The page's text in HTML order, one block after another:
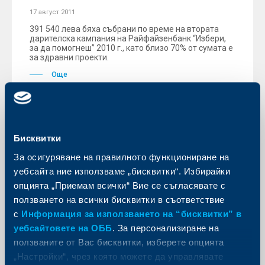
Бисквитки
За осигуряване на правилното функциониране на
уебсайта ние използваме „бисквитки“. Избирайки
опцията „Приемам всички“ Вие се съгласявате с
ползването на всички бисквитки в съответствие
с Информация за използването на “бисквитки” в
уебсайтовете на ОББ. За персонализиране на
ползваните от Вас бисквитки, изберете опцията
„Настройки“, чрез която можете да управлявате
17 август 2011
391 540 лева бяха събрани по време на втората
дарителска кампания на Райфайзенбанк “Избери,
за да помогнеш” 2010 г., като близо 70% от сумата е
за здравни проекти.
Още
Райфайзенбанк:
Инфраструктурните проекти
връщат строителството към
растеж, възстановяването на
вътрешното търсене все още
предстои
17 август 2011